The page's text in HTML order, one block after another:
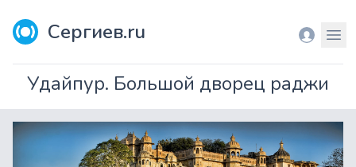
Сергиев.ru Вход
Удайпур. Большой дворец раджи